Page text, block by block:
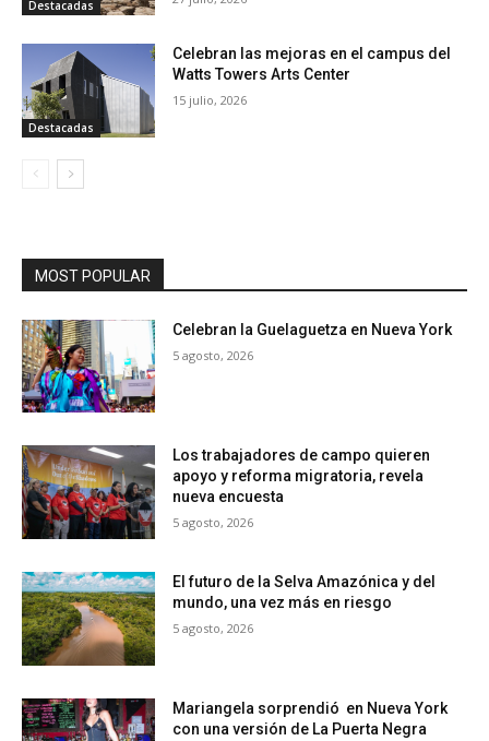
Destacadas
Destacadas
Celebran las mejoras en el campus del
Watts Towers Arts Center
15 julio, 2026
MOST POPULAR
Celebran la Guelaguetza en Nueva York
5 agosto, 2026
Los trabajadores de campo quieren
apoyo y reforma migratoria, revela
nueva encuesta
5 agosto, 2026
El futuro de la Selva Amazónica y del
mundo, una vez más en riesgo
5 agosto, 2026
Mariangela sorprendió en Nueva York
con una versión de La Puerta Negra